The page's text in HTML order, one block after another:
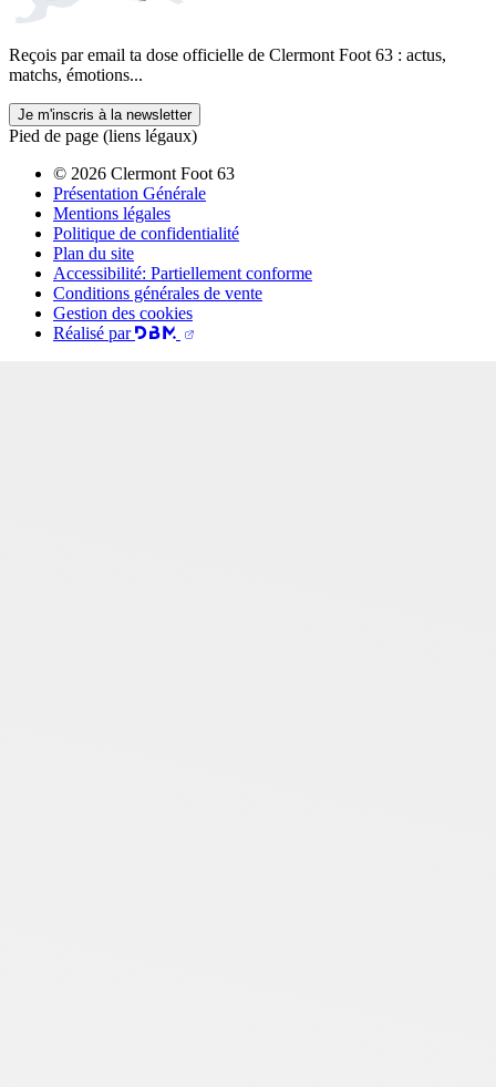
Reçois par email ta dose officielle de Clermont Foot 63 : actus,
matchs, émotions...
Je m'inscris à la newsletter
Pied de page (liens légaux)
© 2026 Clermont Foot 63
Présentation Générale
Mentions légales
Politique de confidentialité
Plan du site
Accessibilité: Partiellement conforme
Conditions générales de vente
Gestion des cookies
Réalisé par